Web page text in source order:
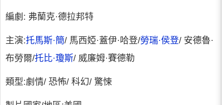
編劇: 弗蘭克·德拉邦特
主演:托馬斯·簡/ 馬西婭·蓋伊·哈登/勞瑞·侯登/ 安德魯·
布勞爾/托比·瓊斯/ 威廉姆·賽德勒
類型:劇情/ 恐怖/ 科幻/ 驚悚